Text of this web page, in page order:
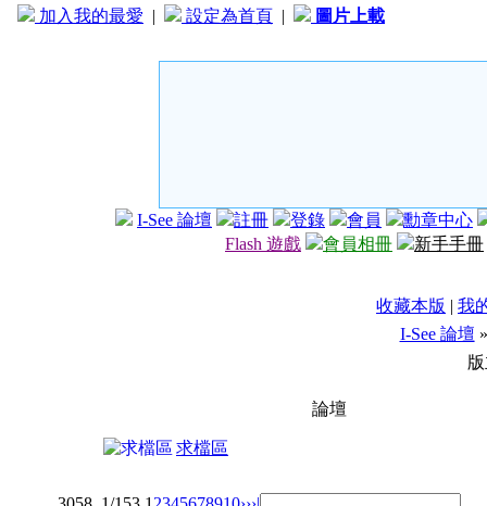
加入我的最愛 | 設定為首頁 | 圖片上載
I-See 論壇 註冊 登錄 會員
勳章中心
Flash 遊戲
會員相冊 新手手冊
收藏本版 | 我
I-See 論壇
論壇
求檔區